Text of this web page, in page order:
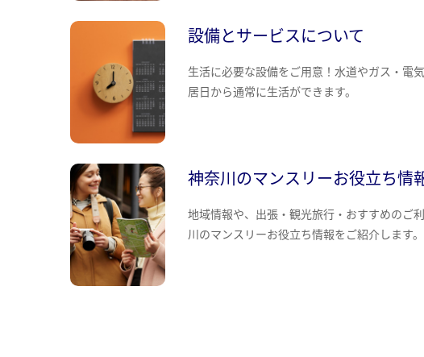
設備とサービスについて
生活に必要な設備をご用意！水道やガス・電
居日から通常に生活ができます。
神奈川のマンスリーお役立ち情
地域情報や、出張・観光旅行・おすすめのご
川のマンスリーお役立ち情報をご紹介します。